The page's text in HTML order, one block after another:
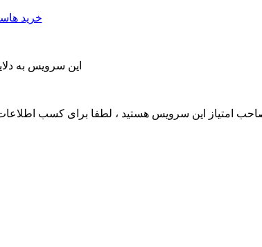
این سرویس به
امتیاز این سرویس هستید ، لطفا برای کسب اطلاعات